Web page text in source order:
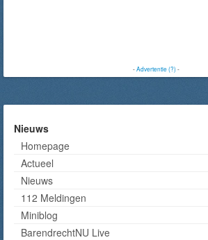
-Advertentie (?)-
Nieuws
Homepage
Actueel
Nieuws
112 Meldingen
Miniblog
BarendrechtNU Live